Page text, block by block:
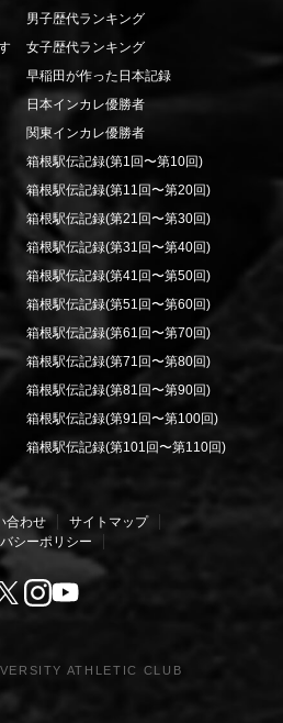
男子歴代ランキング
女子歴代ランキング
早稲田が作った日本記録
日本インカレ優勝者
関東インカレ優勝者
箱根駅伝記録(第1回〜第10回)
箱根駅伝記録(第11回〜第20回)
箱根駅伝記録(第21回〜第30回)
箱根駅伝記録(第31回〜第40回)
箱根駅伝記録(第41回〜第50回)
箱根駅伝記録(第51回〜第60回)
箱根駅伝記録(第61回〜第70回)
箱根駅伝記録(第71回〜第80回)
箱根駅伝記録(第81回〜第90回)
箱根駅伝記録(第91回〜第100回)
箱根駅伝記録(第101回〜第110回)
合わせ
サイトマップ
シーポリシー
ATHLETIC CLUB